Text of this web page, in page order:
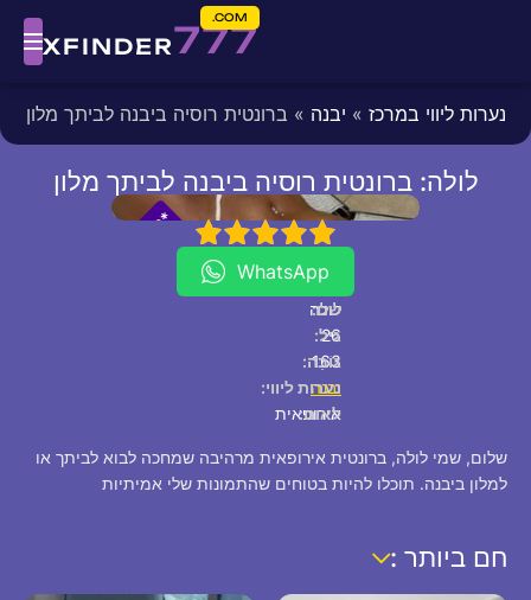
777
XFINDER
COM.
נערות ליווי במרכז » יבנה » ברונטית רוסיה ביבנה לביתך מלון
לולה: ברונטית רוסיה ביבנה לביתך מלון
fixed
*
P
*
[/fixed]
5
WhatsApp
שם:
לולה
גיל:
26
גוֹבַה:
163
נערות ליווי:
יבנה
לאום:
אירופאית
שלום, שמי לולה, ברונטית אירופאית מרהיבה שמחכה לבוא לביתך או
למלון ביבנה. תוכלו להיות בטוחים שהתמונות שלי אמיתיות
חם ביותר :